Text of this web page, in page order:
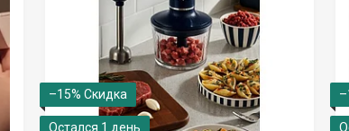
–15%
Остался 1 день